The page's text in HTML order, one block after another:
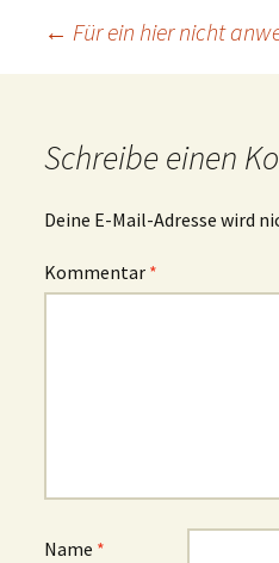
← Für ein hier nicht
Schreibe einen
Deine E-Mail-Adresse wird
Kommentar *
Name *